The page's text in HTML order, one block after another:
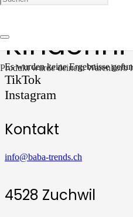
Produktwurde deinem Warenkorb
Es wurden keine Ergebnisse
TikTok
Instagram
Kontakt
info@baba-trends.ch
4528 Zuchwil